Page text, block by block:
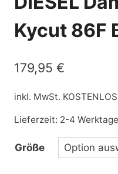
Kycut 86F
179,95 €
inkl. MwSt.
Lieferzeit: 2-4 Werktage
Größe